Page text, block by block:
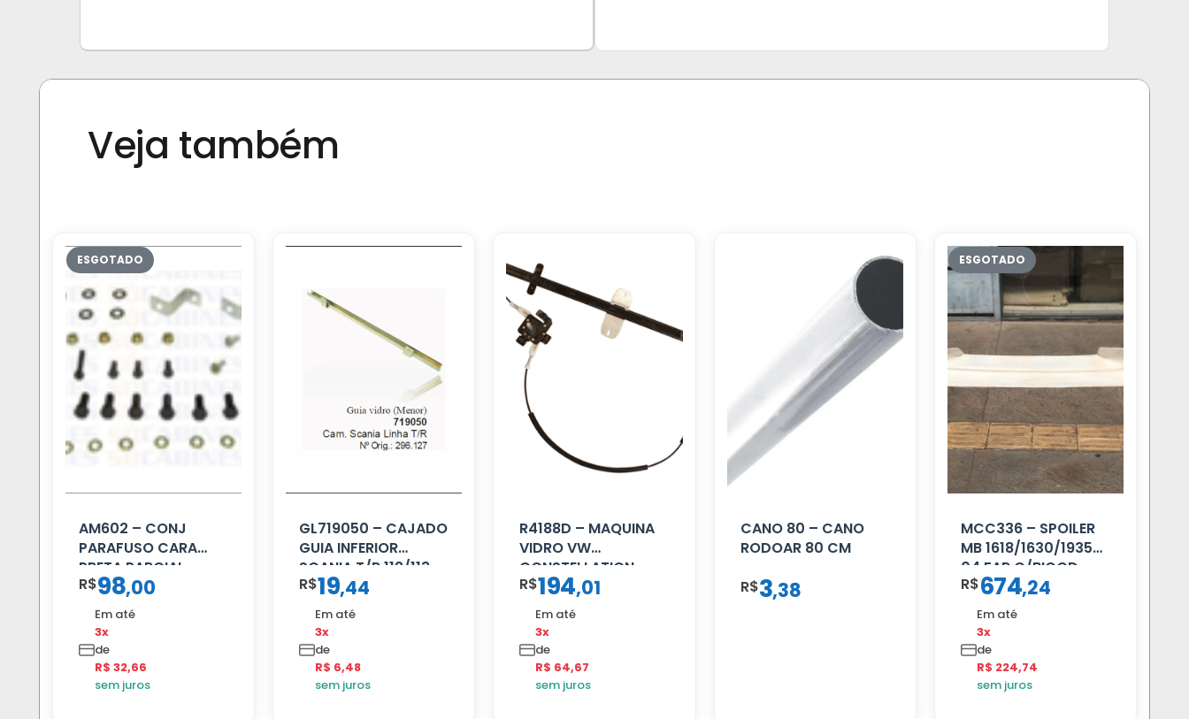
Veja também
AM602 – CONJ
PARAFUSO CARA
PRETA PARCIAL
R$98,00
Em até
3x
de
R$ 32,66
sem juros
GL719050 – CAJADO
GUIA INFERIOR
SCANIA T/R 112/113
MENOR
R$19,44
Em até
3x
de
R$ 6,48
sem juros
R4188D – MAQUINA
VIDRO VW
CONSTELLATION
MANUAL LD
R$194,01
Em até
3x
de
R$ 64,67
sem juros
CANO 80 – CANO
RODOAR 80 CM
R$3,38
MCC336 – SPOILER
MB 1618/1630/1935
04 FAR C/BIGOD
R$674,24
Em até
3x
de
R$ 224,74
sem juros